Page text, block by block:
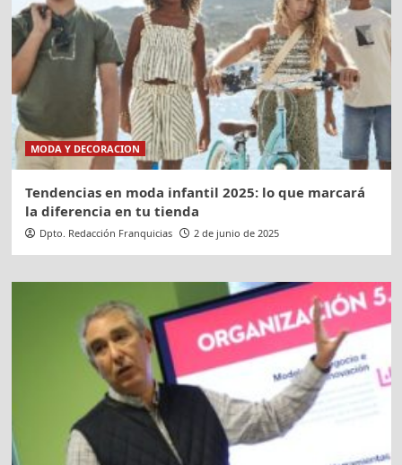
MODA Y DECORACION
Tendencias en moda infantil 2025: lo que marcará
la diferencia en tu tienda
Dpto. Redacción Franquicias 2 de junio de 2025